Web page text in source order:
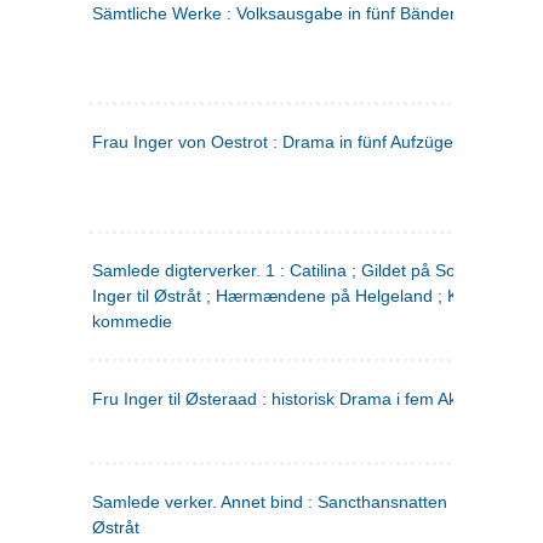
Sämtliche Werke : Volksausgabe in fünf Bänden
Frau Inger von Oestrot : Drama in fünf Aufzügen
Samlede digterverker. 1 : Catilina ; Gildet på Solhaug ; Fru
Inger til Østråt ; Hærmændene på Helgeland ;
kommedie
Fru Inger til Østeraad : historisk Drama i fem Akter
Samlede verker. Annet bind : Sancthansnatten ; Fru Inger
Østråt